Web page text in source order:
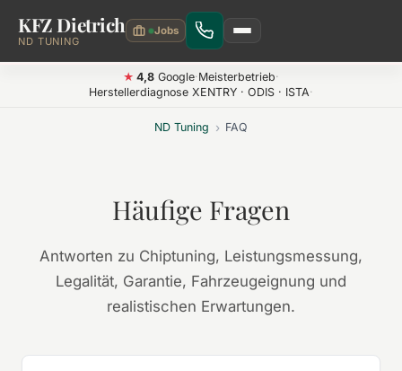
Zum Hauptinhalt springen
KFZ Dietrich
ND TUNING
★ 4,8Google·Meisterbetrieb·
Herstellerdiagnose XENTRY · ODIS · ISTA·
ND Tuning › FAQ
Häufige Fragen
Antworten zu Chiptuning, Leistungsmessung,
Legalität, Garantie, Fahrzeugeignung und
realistischen Erwartungen.